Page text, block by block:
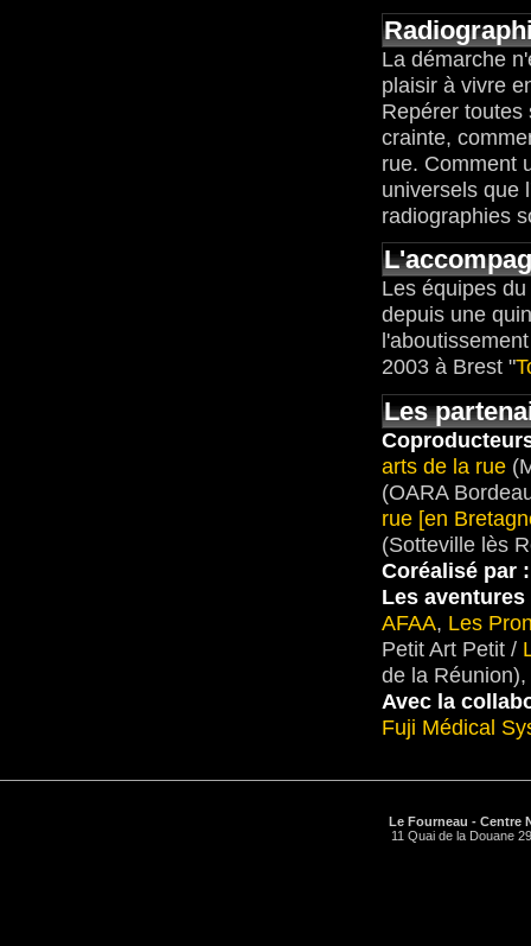
La démarche
plaisir à vivre
Repérer toutes
crainte,
rue. Comment
universels que
radiographies
Les équipes
depuis une
2003 à Brest "
Les
arts de la rue
(OARA
rue [en
(Sotteville lès
Coréalisé par :
Les
AFAA, Les
Petit Art Petit /
de la Réunion),
Avec la
Fuji Médical
Le Fourneau - Centre
11 Quai de la Douane